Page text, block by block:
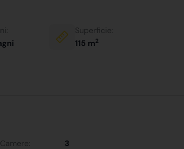
Superficie:
115 m2
Camere:
3